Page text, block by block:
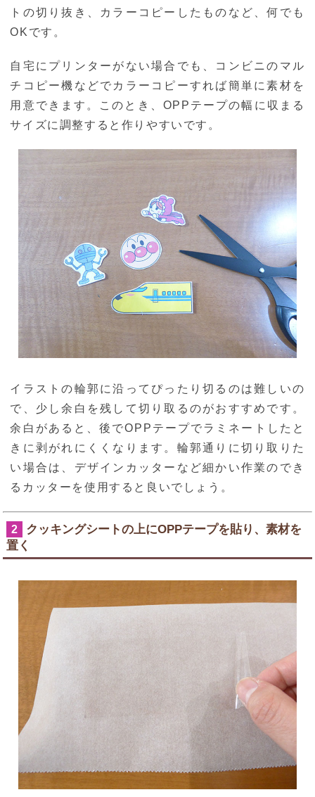
トの切り抜き、カラーコピーしたものなど、何でも
OKです。
自宅にプリンターがない場合でも、コンビニのマル
チコピー機などでカラーコピーすれば簡単に素材を
用意できます。このとき、OPPテープの幅に収まる
サイズに調整すると作りやすいです。
イラストの輪郭に沿ってぴったり切るのは難しいの
で、少し余白を残して切り取るのがおすすめです。
余白があると、後でOPPテープでラミネートしたと
きに剥がれにくくなります。輪郭通りに切り取りた
い場合は、デザインカッターなど細かい作業のでき
るカッターを使用すると良いでしょう。
2
クッキングシートの上にOPPテープを貼り、素材を
置く